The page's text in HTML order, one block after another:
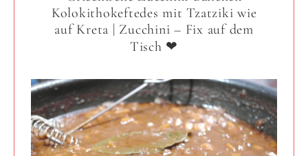
Kolokithokeftedes mit Tzatziki wie
auf Kreta | Zucchini – Fix auf dem
Tisch ❤